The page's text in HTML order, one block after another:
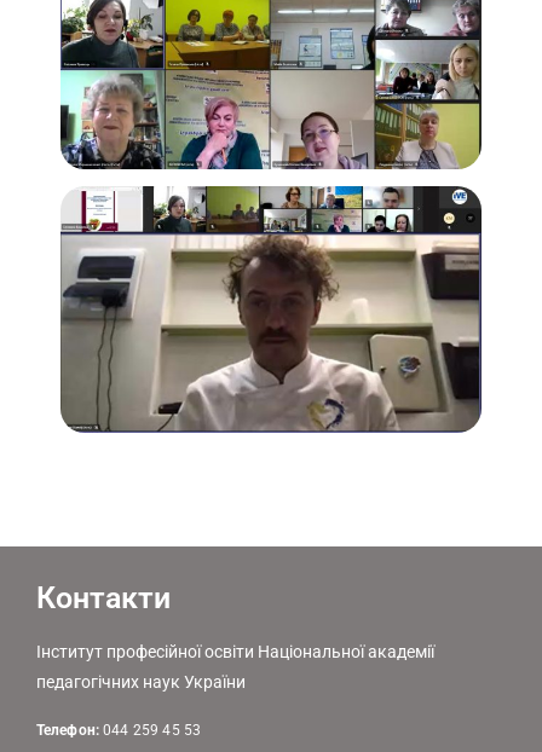
Контакти
Інститут професійної освіти Національної академії
педагогічних наук України
Телефон:044 259 45 53